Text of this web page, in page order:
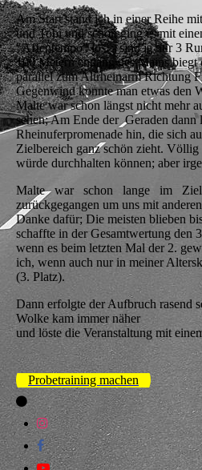
Am Start stand ich in einer Reihe
und Tobi und schon ging es mit
"Affentempo" los. - sind ja nur 3
100 Metern entlang des Mains
parallel zum Altrheinarm Richtung
Gegenwind konnte man etwas den
Malte war schon längst nicht mehr
sehen; Am Ende der Geraden dann
Rheinuferpromenade hin, die sich
Zielbereich ganz schön zieht.
würde durchhalten können; aber
Malte war schon lange im
zurückgegangen um uns mit
Danke dafür; Die meisten blieben
schaffte in der Gesamtwertung den
wenn es beim letzten Mal der 2.
ich, wenn auch nur in meiner
(3. Platz).
Dann erfolgte der Aufbruch rasend
Wolke kam immer näher
und löste die Veranstaltung mit
Probetraining machen